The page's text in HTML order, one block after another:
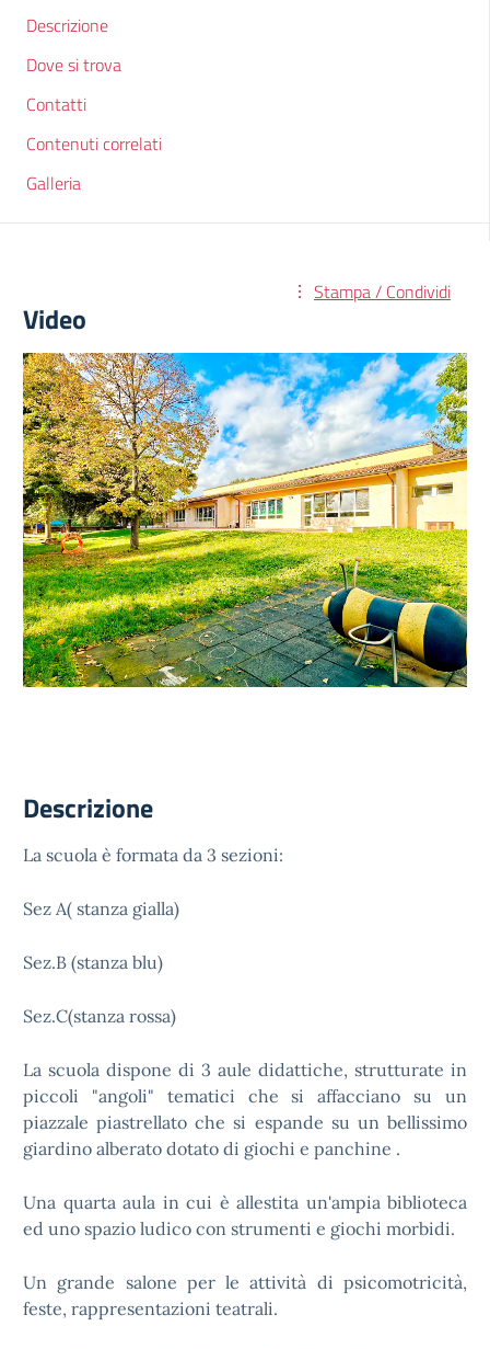
Descrizione
Dove si trova
Contatti
Contenuti correlati
Galleria
Stampa / Condividi
Video
Descrizione
La scuola è formata da 3 sezioni:
Sez A( stanza gialla)
Sez.B (stanza blu)
Sez.C(stanza rossa)
La scuola dispone di 3 aule didattiche, strutturate in
piccoli "angoli" tematici che si affacciano su un
piazzale piastrellato che si espande su un bellissimo
giardino alberato dotato di giochi e panchine .
Una quarta aula in cui è allestita un'ampia biblioteca
ed uno spazio ludico con strumenti e giochi morbidi.
Un grande salone per le attività di psicomotricità,
feste, rappresentazioni teatrali.